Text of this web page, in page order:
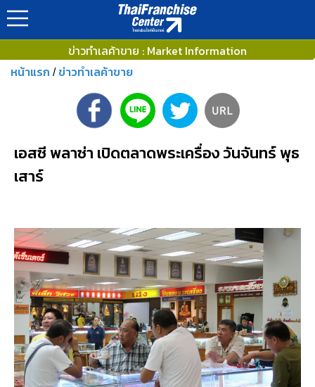
ข่าวทำเลค้าขาย : Market Information
หน้าแรก / ข่าวทำเลค้าขาย
เอสซี พลาซ่า เปิดตลาดพระเครื่อง วันจันทร์ พุธ
เสาร์